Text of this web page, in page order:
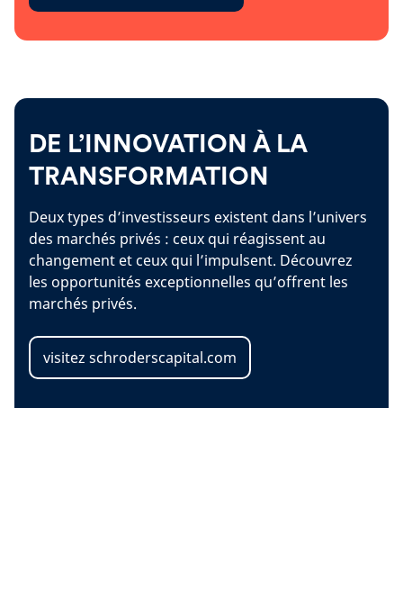
DE L’INNOVATION À LA
TRANSFORMATION
Deux types d’investisseurs existent dans l’univers
des marchés privés : ceux qui réagissent au
changement et ceux qui l’impulsent. Découvrez
les opportunités exceptionnelles qu’offrent les
marchés privés.
visitez schroderscapital.com